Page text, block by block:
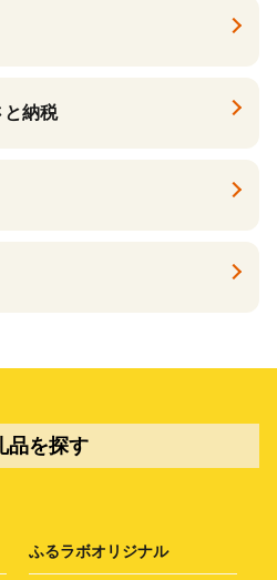
と納税
品を探す
ふるラボオリジナル